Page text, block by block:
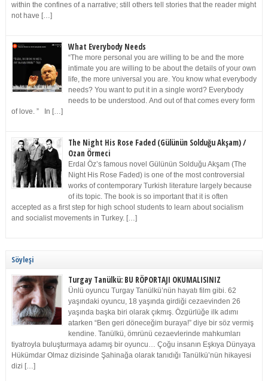
within the confines of a narrative; still others tell stories that the reader might
not have […]
What Everybody Needs
“The more personal you are willing to be and the more
intimate you are willing to be about the details of your own
life, the more universal you are. You know what everybody
needs? You want to put it in a single word? Everybody
needs to be understood. And out of that comes every form
of love. ” In […]
The Night His Rose Faded (Gülünün Solduğu Akşam) /
Ozan Örmeci
Erdal Öz’s famous novel Gülünün Solduğu Akşam (The
Night His Rose Faded) is one of the most controversial
works of contemporary Turkish literature largely because
of its topic. The book is so important that it is often
accepted as a first step for high school students to learn about socialism
and socialist movements in Turkey. […]
Söyleşi
Turgay Tanülkü: BU RÖPORTAJI OKUMALISINIZ
Ünlü oyuncu Turgay Tanülkü’nün hayatı film gibi. 62
yaşındaki oyuncu, 18 yaşında girdiği cezaevinden 26
yaşında başka biri olarak çıkmış. Özgürlüğe ilk adımı
atarken “Ben geri döneceğim buraya!” diye bir söz vermiş
kendine. Tanülkü, ömrünü cezaevlerinde mahkumları
tiyatroyla buluşturmaya adamış bir oyuncu… Çoğu insanın Eşkıya Dünyaya
Hükümdar Olmaz dizisinde Şahinağa olarak tanıdığı Tanülkü’nün hikayesi
dizi […]